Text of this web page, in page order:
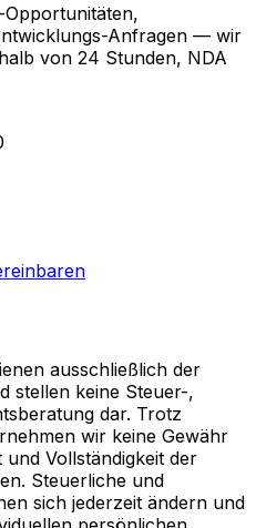
Anfragen — wir
von 24 Stunden, NDA
ausschließlich der
stellen keine Steuer-,
dar. Trotz
wir keine Gewähr
Vollständigkeit der
Steuerliche und
sich jederzeit ändern und